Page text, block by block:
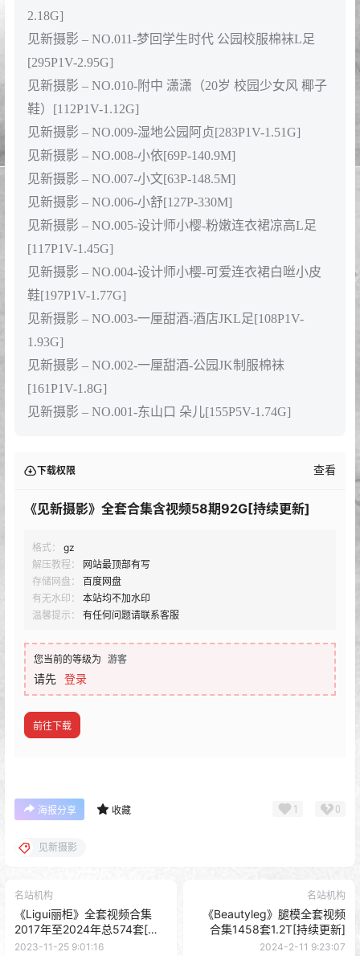
2.18G]
见新摄影 – NO.011-梦回学生时代 公园校服棉袜L足
[295P1V-2.95G]
见新摄影 – NO.010-附中 潇潇（20岁 校园少女风 椰子
鞋）[112P1V-1.12G]
见新摄影 – NO.009-湿地公园阿贞[283P1V-1.51G]
见新摄影 – NO.008-小依[69P-140.9M]
见新摄影 – NO.007-小文[63P-148.5M]
见新摄影 – NO.006-小舒[127P-330M]
见新摄影 – NO.005-设计师小樱-粉嫩连衣裙凉高L足
[117P1V-1.45G]
见新摄影 – NO.004-设计师小樱-可爱连衣裙白咝小皮
鞋[197P1V-1.77G]
见新摄影 – NO.003-一厘甜酒-酒店JKL足[108P1V-
1.93G]
见新摄影 – NO.002-一厘甜酒-公园JK制服棉袜
[161P1V-1.8G]
见新摄影 – NO.001-东山口 朵儿[155P5V-1.74G]
下载权限 查看
《见新摄影》全套合集含视频58期92G[持续更新]
格式：
gz
解压教程：
网站最顶部有写
存储网盘：
百度网盘
有无水印：
本站均不加水印
温馨提示：
有任何问题请联系客服
您当前的等级为 游客
请先 登录
前往下载
海报分享 收藏 1 0
见新摄影
名站机构
《Ligui丽柜》全套视频合集
2017年至2024年总574套[持
续更新]
2023-11-25 9:01:16
名站机构
《Beautyleg》腿模全套视频
合集1458套1.2T[持续更新]
2024-2-11 9:23:07